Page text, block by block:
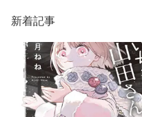
新着記事